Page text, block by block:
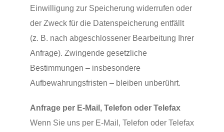
Einwilligung zur Speicherung widerrufen oder
der Zweck für die Datenspeicherung entfällt
(z. B. nach abgeschlossener Bearbeitung Ihrer
Anfrage). Zwingende gesetzliche
Bestimmungen – insbesondere
Aufbewahrungsfristen – bleiben unberührt.
Anfrage per E-Mail, Telefon oder Telefax
Wenn Sie uns per E-Mail, Telefon oder Telefax